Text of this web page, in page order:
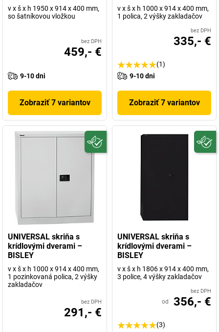
v x š x h 1950 x 914 x 400 mm,
so šatníkovou vložkou
bez DPH
459,- €
9-10 dni
Zobraziť 7 variantov
v x š x h 1000 x 914 x 400 mm,
1 polica, 2 výšky zakladačov
bez DPH
335,- €
(1)
9-10 dni
Zobraziť 7 variantov
UNIVERSAL skriňa s
krídlovými dverami –
BISLEY
v x š x h 1000 x 914 x 400 mm,
1 pozinkovaná polica, 2 výšky
zakladačov
bez DPH
291,- €
UNIVERSAL skriňa s
krídlovými dverami –
BISLEY
v x š x h 1806 x 914 x 400 mm,
3 police, 4 výšky zakladačov
bez DPH
od 356,- €
(3)